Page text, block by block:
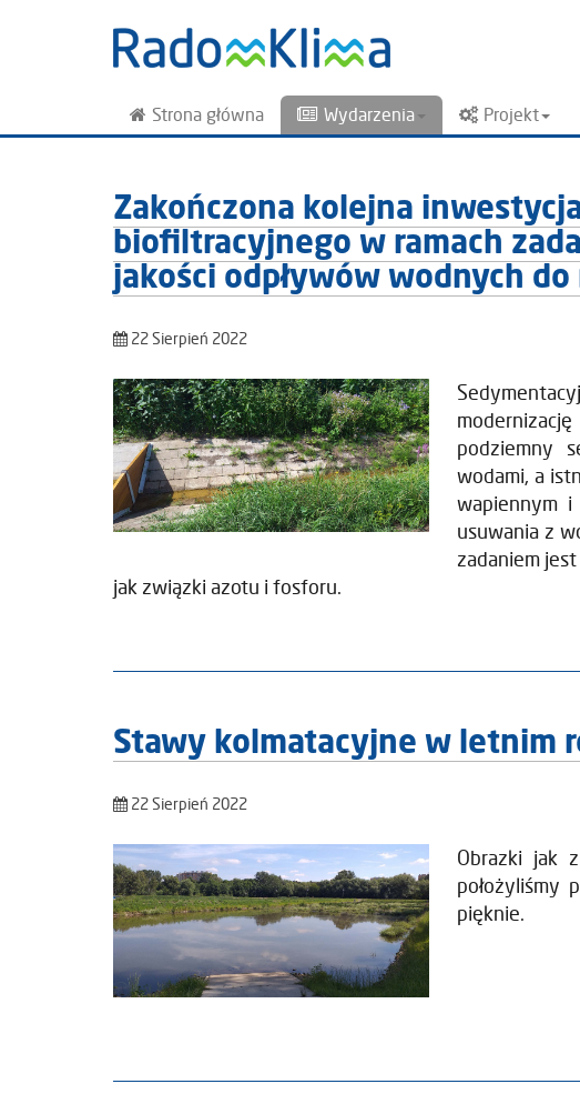
Strona główna Wydarzenia Projekt
Zakończona kolejna
biofiltracyjnego w ramach
jakości odpływów wodnych
22 Sierpień 2022
podziemny
wodami, a
wapiennym i
usuwania z
zadaniem
jak związki azotu i fosforu.
Stawy kolmatacyjne w letnim
22 Sierpień 2022
Obrazki jak
położyliśmy
pięknie.